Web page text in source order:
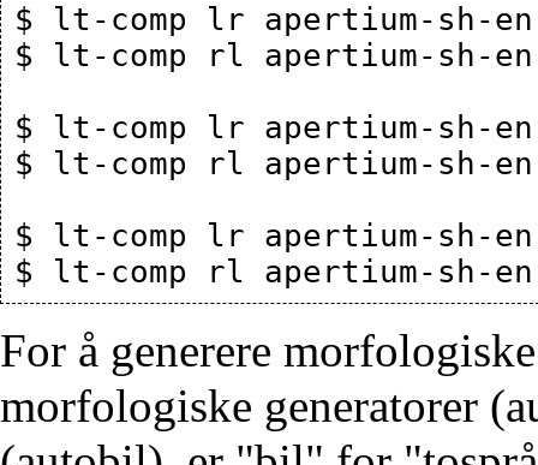
$ lt-comp lr apertium-sh-
$ lt-comp rl apertium-sh-
$ lt-comp lr apertium-sh-
$ lt-comp rl apertium-sh-
$ lt-comp lr apertium-sh-
For å generere
morfologiske generatorer